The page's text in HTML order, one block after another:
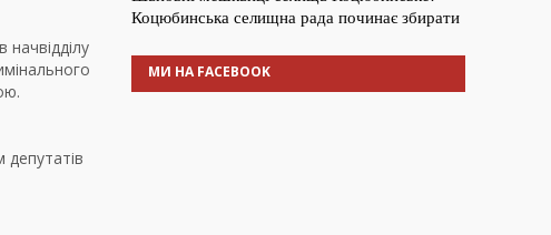
депутатів
МИ НА FACEBOOK